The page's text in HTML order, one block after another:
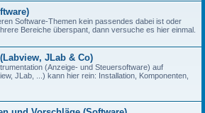
Software-Themen kein passendes dabei ist oder
Bereiche überspant, dann versuche es hier einmal.
JLab & Co)
(Anzeige- und Steuersoftware) auf
JLab, ...) kann hier rein: Installation, Komponenten,